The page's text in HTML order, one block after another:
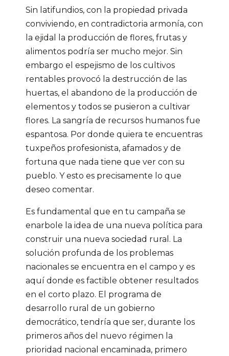
Sin latifundios, con la propiedad privada
conviviendo, en contradictoria armonía, con
la ejidal la producción de flores, frutas y
alimentos podría ser mucho mejor. Sin
embargo el espejismo de los cultivos
rentables provocó la destrucción de las
huertas, el abandono de la producción de
elementos y todos se pusieron a cultivar
flores. La sangría de recursos humanos fue
espantosa. Por donde quiera te encuentras
tuxpeños profesionista, afamados y de
fortuna que nada tiene que ver con su
pueblo. Y esto es precisamente lo que
deseo comentar.
Es fundamental que en tu campaña se
enarbole la idea de una nueva política para
construir una nueva sociedad rural. La
solución profunda de los problemas
nacionales se encuentra en el campo y es
aquí donde es factible obtener resultados
en el corto plazo. El programa de
desarrollo rural de un gobierno
democrático, tendría que ser, durante los
primeros años del nuevo régimen la
prioridad nacional encaminada, primero